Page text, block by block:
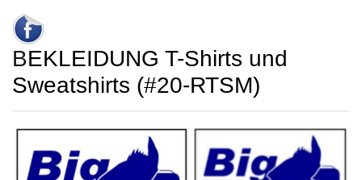
BEKLEIDUNG T-Shirts und
Sweatshirts (#20-RTSM)